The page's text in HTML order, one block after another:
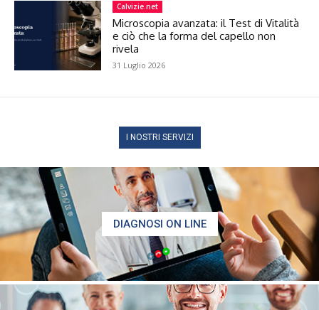
Calvizie.net
Microscopia avanzata: il Test di Vitalità
e ciò che la forma del capello non
rivela
31 Luglio 2026
I NOSTRI SERVIZI
DIAGNOSI ON LINE